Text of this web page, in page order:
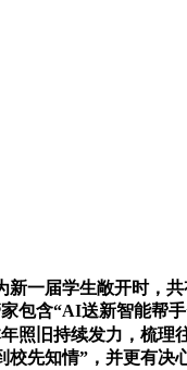
一届学生敞开时，
包含“AI送新智能帮
照旧持续发力，梳理
校先知情”，并更有